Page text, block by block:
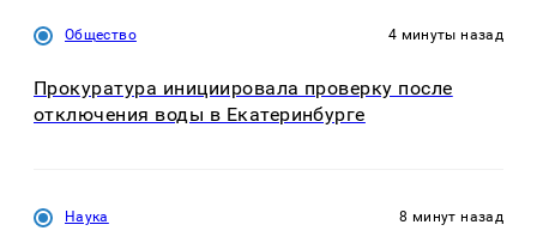
Общество 4 минуты назад
Прокуратура инициировала проверку после
отключения воды в Екатеринбурге
Наука 8 минут назад